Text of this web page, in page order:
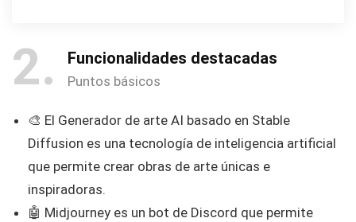
2 Funcionalidades destacadas
Puntos básicos
🎨 El Generador de arte AI basado en Stable
Diffusion es una tecnología de inteligencia artificial
que permite crear obras de arte únicas e
inspiradoras.
🤖 Midjourney es un bot de Discord que permite